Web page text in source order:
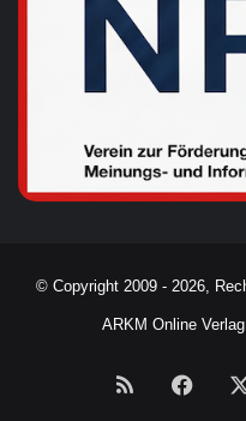
© Copyright 2009 - 2026,
ARKM Online Verlag
RSS